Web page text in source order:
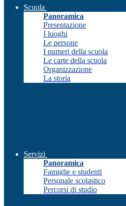
Scuola
Panoramica
Presentazione
I luoghi
Le persone
I numeri della scuola
Le carte della scuola
Organizzazione
La storia
Servizi
Panoramica
Famiglie e studenti
Personale scolastico
Percorsi di studio